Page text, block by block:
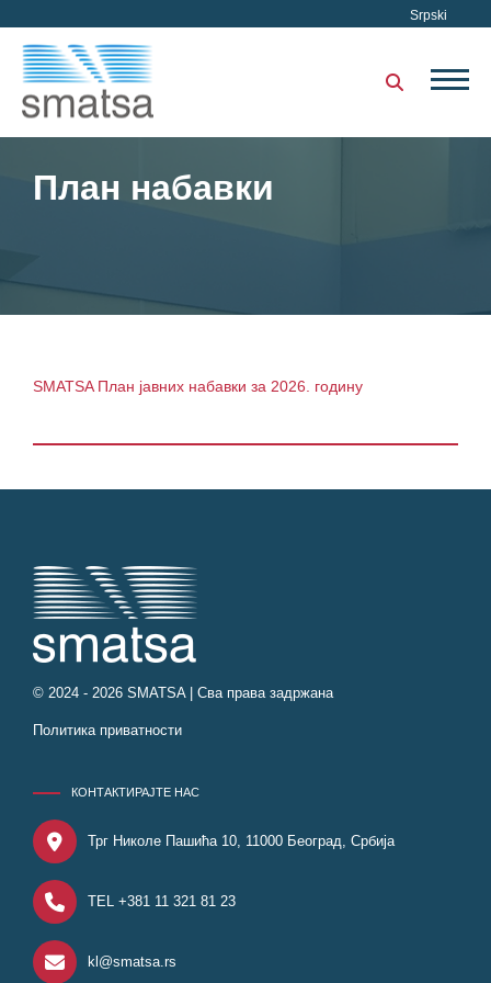
Srpski
План набавки
SMATSA План јавних набавки за 2026. годину
© 2024 - 2026 SMATSA | Сва права задржана
Политика приватности
КОНТАКТИРАЈТЕ НАС
Трг Николе Пашића 10, 11000 Београд, Србија
TEL +381 11 321 81 23
kl@smatsa.rs